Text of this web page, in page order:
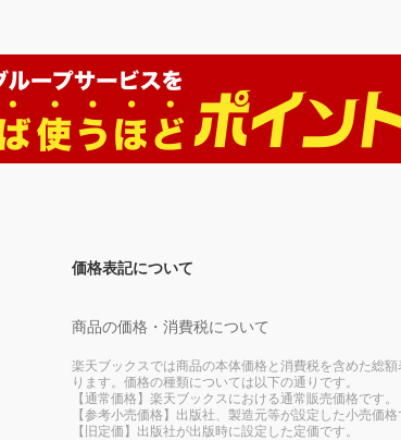
価格表記について
商品の価格・消費税について
楽天ブックスでは商品の本体価格と消費税を含めた総額
ります。価格の種類については以下の通りです。
【通常価格】楽天ブックスにおける通常販売価格です。
【参考小売価格】出版社、製造元等が設定した小売価格
【旧定価】出版社が出版時に設定した定価です。